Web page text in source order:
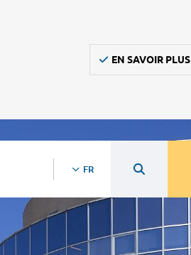
EN SAVOIR PLUS
FR